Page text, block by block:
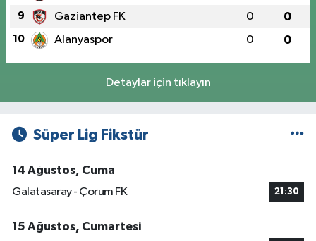
9 Gaziantep FK 0 0
10 Alanyaspor 0 0
Detaylar için tıklayın
Süper Lig Fikstür
14 Ağustos, Cuma
Galatasaray - Çorum FK
21:30
15 Ağustos, Cumartesi